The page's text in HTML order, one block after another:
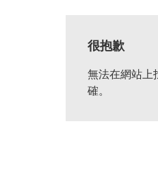
很抱歉
無法在網站上
確。